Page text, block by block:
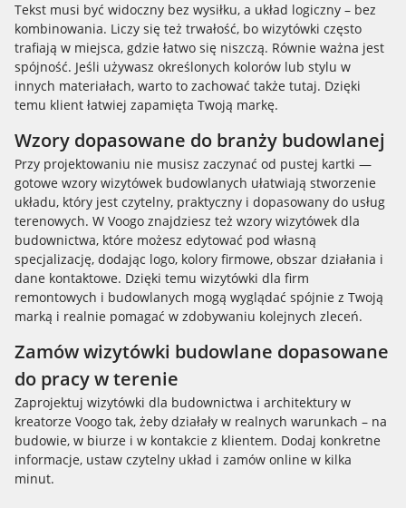
Tekst musi być widoczny bez wysiłku, a układ logiczny – bez
kombinowania. Liczy się też trwałość, bo wizytówki często
trafiają w miejsca, gdzie łatwo się niszczą. Równie ważna jest
spójność. Jeśli używasz określonych kolorów lub stylu w
innych materiałach, warto to zachować także tutaj. Dzięki
temu klient łatwiej zapamięta Twoją markę.
Wzory dopasowane do branży budowlanej
Przy projektowaniu nie musisz zaczynać od pustej kartki —
gotowe wzory wizytówek budowlanych ułatwiają stworzenie
układu, który jest czytelny, praktyczny i dopasowany do usług
terenowych. W Voogo znajdziesz też wzory wizytówek dla
budownictwa, które możesz edytować pod własną
specjalizację, dodając logo, kolory firmowe, obszar działania i
dane kontaktowe. Dzięki temu wizytówki dla firm
remontowych i budowlanych mogą wyglądać spójnie z Twoją
marką i realnie pomagać w zdobywaniu kolejnych zleceń.
Zamów wizytówki budowlane dopasowane
do pracy w terenie
Zaprojektuj wizytówki dla budownictwa i architektury w
kreatorze Voogo tak, żeby działały w realnych warunkach – na
budowie, w biurze i w kontakcie z klientem. Dodaj konkretne
informacje, ustaw czytelny układ i zamów online w kilka
minut.